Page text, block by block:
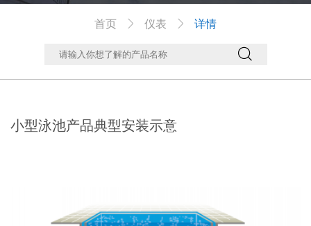
首页  仪表  详情

小型泳池产品典型安装示意